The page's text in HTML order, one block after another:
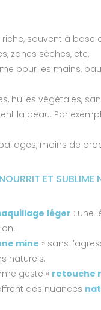
riche, souvent à base
zones sèches, etc.
pour les mains,
huiles végétales,
la peau. Par
moins de
ET SUBLIME
léger : une
mine » sans
naturels.
geste « retouche
des nuances